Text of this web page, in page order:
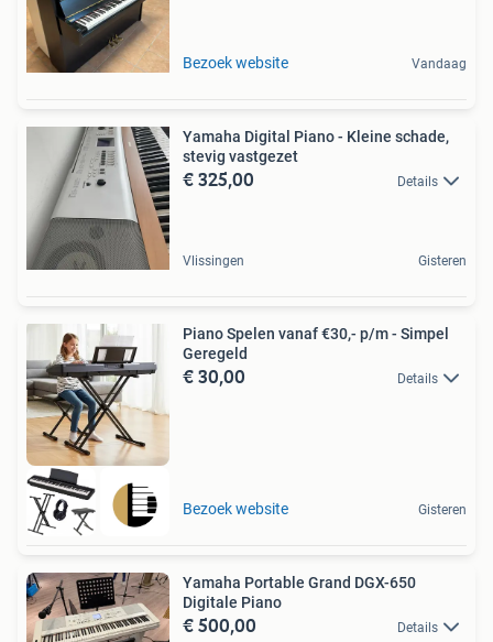
Bezoek website Vandaag
Yamaha Digital Piano - Kleine schade,
stevig vastgezet
€ 325,00 Details
Vlissingen Gisteren
Piano Spelen vanaf €30,- p/m - Simpel
Geregeld
€ 30,00 Details
Bezoek website Gisteren
Yamaha Portable Grand DGX-650
Digitale Piano
€ 500,00 Details